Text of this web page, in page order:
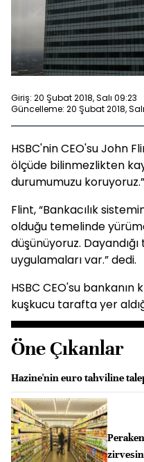
Giriş: 20 Şubat 2018, Salı 09:23
Güncelleme: 20 Şubat 2018,
HSBC'nin CEO'su John
ölçüde bilinmezlikten
durumumuzu
Flint, “Bankacılık
olduğu temelinde
düşünüyoruz.
uygulamaları var.” dedi.
HSBC CEO'su
kuşkucu tarafta yer
Öne Çıkanlar
Hazine'nin euro tahviline